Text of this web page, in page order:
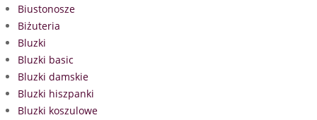
Biustonosze
Biżuteria
Bluzki
Bluzki basic
Bluzki damskie
Bluzki hiszpanki
Bluzki koszulowe